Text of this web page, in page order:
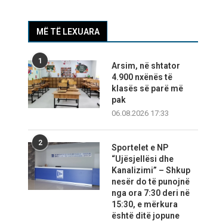
MË TË LEXUARA
1
Arsim, në shtator
4.900 nxënës të
klasës së parë më
pak
06.08.2026 17:33
2
Sportelet e NP
“Ujësjellësi dhe
Kanalizimi” – Shkup
nesër do të punojnë
nga ora 7:30 deri në
15:30, e mërkura
është ditë jopune